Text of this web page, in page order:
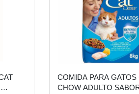
COMIDA PARA GATOS
CHOW ADULTO